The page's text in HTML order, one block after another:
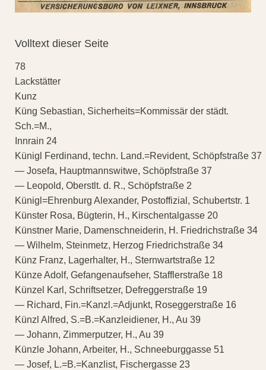
Volltext dieser Seite
78
Lackstätter
Kunz
Küng Sebastian, Sicherheits=Kommissär der städt.
Sch.=M.,
Innrain 24
Künigl Ferdinand, techn. Land.=Revident, Schöpfstraße 37
— Josefa, Hauptmannswitwe, Schöpfstraße 37
— Leopold, Oberstlt. d. R., Schöpfstraße 2
Künigl=Ehrenburg Alexander, Postoffizial, Schubertstr. 1
Künster Rosa, Bügterin, H., Kirschentalgasse 20
Künstner Marie, Damenschneiderin, H. Friedrichstraße 34
— Wilhelm, Steinmetz, Herzog Friedrichstraße 34
Künz Franz, Lagerhalter, H., Sternwartstraße 12
Künze Adolf, Gefangenaufseher, Stafflerstraße 18
Künzel Karl, Schriftsetzer, Defreggerstraße 19
— Richard, Fin.=Kanzl.=Adjunkt, Roseggerstraße 16
Künzl Alfred, S.=B.=Kanzleidiener, H., Au 39
— Johann, Zimmerputzer, H., Au 39
Künzle Johann, Arbeiter, H., Schneeburggasse 51
— Josef, L.=B.=Kanzlist, Fischergasse 23